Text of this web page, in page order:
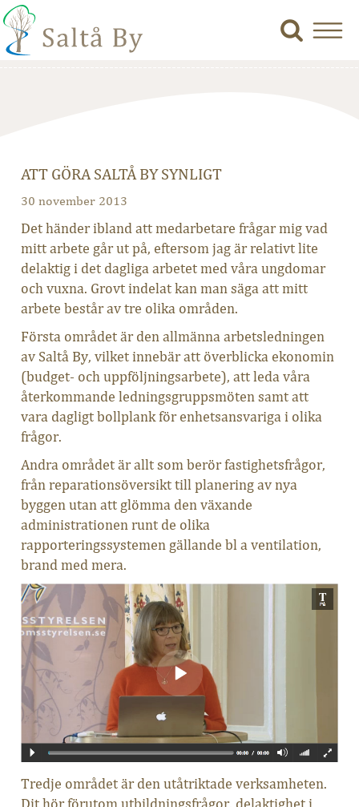
ATT GÖRA SALTÅ BY SYNLIGT
30 november 2013
Det händer ibland att medarbetare frågar mig vad
mitt arbete går ut på, eftersom jag är relativt lite
delaktig i det dagliga arbetet med våra ungdomar
och vuxna. Grovt indelat kan man säga att mitt
arbete består av tre olika områden.
Första området är den allmänna arbetsledningen
av Saltå By, vilket innebär att överblicka ekonomin
(budget- och uppföljningsarbete), att leda våra
återkommande ledningsgruppsmöten samt att
vara dagligt bollplank för enhetsansvariga i olika
frågor.
Andra området är allt som berör fastighetsfrågor,
från reparationsöversikt till planering av nya
byggen utan att glömma den växande
administrationen runt de olika
rapporteringssystemen gällande bl a ventilation,
brand med mera.
Tredje området är den utåtriktade verksamheten.
Dit hör förutom utbildningsfrågor, delaktighet i